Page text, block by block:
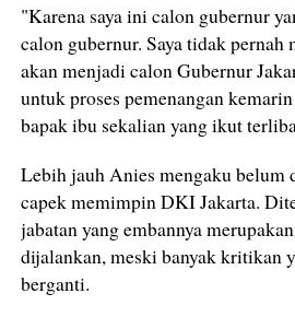
"Karena saya ini calon gubernur
calon gubernur. Saya tidak pernah
akan menjadi calon Gubernur
untuk proses pemenangan
bapak ibu sekalian yang ikut
Lebih jauh Anies mengaku belum
capek memimpin DKI Jakarta.
jabatan yang embannya
dijalankan, meski banyak kritikan
berganti.